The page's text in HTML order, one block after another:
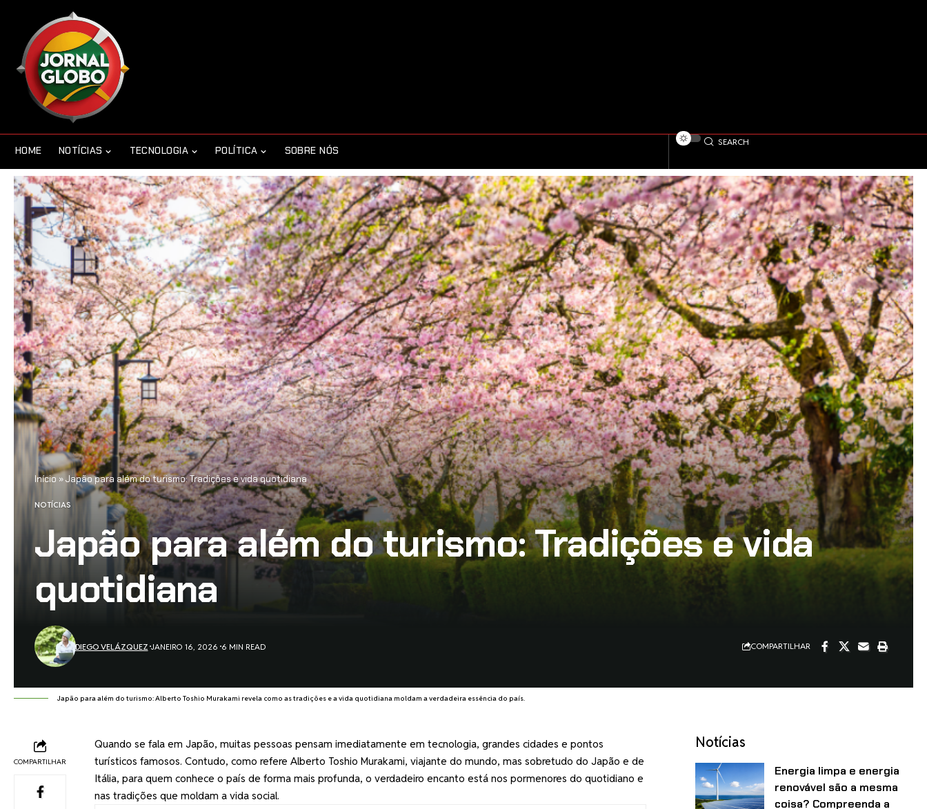
HOME NOTÍCIAS TECNOLOGIA POLÍTICA SOBRE NÓS
SEARCH
Início »Japão para além do turismo: Tradições e vida quotidiana
NOTÍCIAS
Japão para além do turismo: Tradições e vida
quotidiana
DIEGO VELÁZQUEZ JANEIRO 16, 2026 6 MIN READ COMPARTILHAR
Japão para além do turismo: Alberto Toshio Murakami revela como as tradições e a vida quotidiana moldam a verdadeira essência do país.
COMPARTILHAR
Quando se fala em Japão, muitas pessoas pensam imediatamente em tecnologia, grandes cidades e pontos
turísticos famosos. Contudo, como refere Alberto Toshio Murakami, viajante do mundo, mas sobretudo do Japão e de
Itália, para quem conhece o país de forma mais profunda, o verdadeiro encanto está nos pormenores do quotidiano e
nas tradições que moldam a vida social.
Notícias
Energia limpa e energia
renovável são a mesma
coisa? Compreenda a